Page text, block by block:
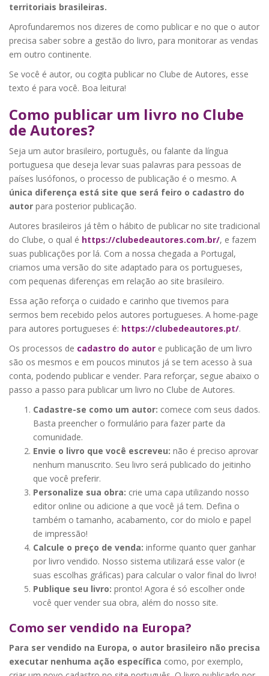
territoriais brasileiras.
Aprofundaremos nos dizeres de como publicar e no que o autor
precisa saber sobre a gestão do livro, para monitorar as vendas
em outro continente.
Se você é autor, ou cogita publicar no Clube de Autores, esse
texto é para você. Boa leitura!
Como publicar um livro no Clube
de Autores?
Seja um autor brasileiro, português, ou falante da língua
portuguesa que deseja levar suas palavras para pessoas de
países lusófonos, o processo de publicação é o mesmo. A
única diferença está site que será feiro o cadastro do
autor para posterior publicação.
Autores brasileiros já têm o hábito de publicar no site tradicional
do Clube, o qual é https://clubedeautores.com.br/, e fazem
suas publicações por lá. Com a nossa chegada a Portugal,
criamos uma versão do site adaptado para os portugueses,
com pequenas diferenças em relação ao site brasileiro.
Essa ação reforça o cuidado e carinho que tivemos para
sermos bem recebido pelos autores portugueses. A home-page
para autores portugueses é: https://clubedeautores.pt/.
Os processos de cadastro do autor e publicação de um livro
são os mesmos e em poucos minutos já se tem acesso à sua
conta, podendo publicar e vender. Para reforçar, segue abaixo o
passo a passo para publicar um livro no Clube de Autores.
Cadastre-se como um autor: comece com seus dados.
Basta preencher o formulário para fazer parte da
comunidade.
Envie o livro que você escreveu: não é preciso aprovar
nenhum manuscrito. Seu livro será publicado do jeitinho
que você preferir.
Personalize sua obra: crie uma capa utilizando nosso
editor online ou adicione a que você já tem. Defina o
também o tamanho, acabamento, cor do miolo e papel
de impressão!
Calcule o preço de venda: informe quanto quer ganhar
por livro vendido. Nosso sistema utilizará esse valor (e
suas escolhas gráficas) para calcular o valor final do livro!
Publique seu livro: pronto! Agora é só escolher onde
você quer vender sua obra, além do nosso site.
Como ser vendido na Europa?
Para ser vendido na Europa, o autor brasileiro não precisa
executar nenhuma ação específica como, por exemplo,